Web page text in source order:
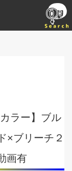
ラー】ブル
×ブリーチ２
画有